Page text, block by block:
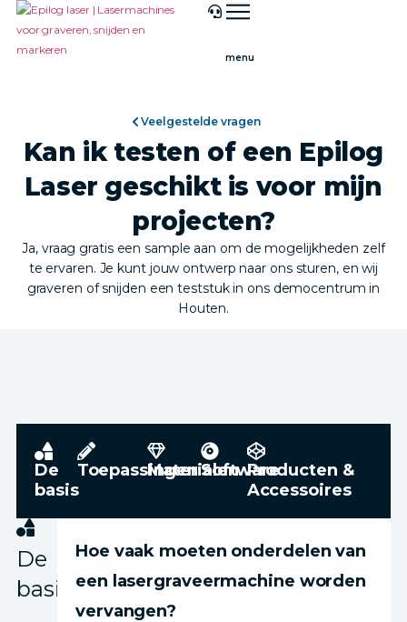
Veelgestelde vragen
Kan ik testen of een Epilog
Laser geschikt is voor mijn
projecten?
Ja, vraag gratis een sample aan om de mogelijkheden zelf
te ervaren. Je kunt jouw ontwerp naar ons sturen, en wij
graveren of snijden een teststuk in ons democentrum in
Houten.
De
basis
Toepassingen
MaterialenSoftwareProducten &
Accessoires
De
basis
Hoe vaak moeten onderdelen van
een lasergraveermachine worden
vervangen?